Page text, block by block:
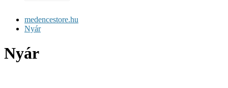
medencestore.hu
Nyár
Nyár